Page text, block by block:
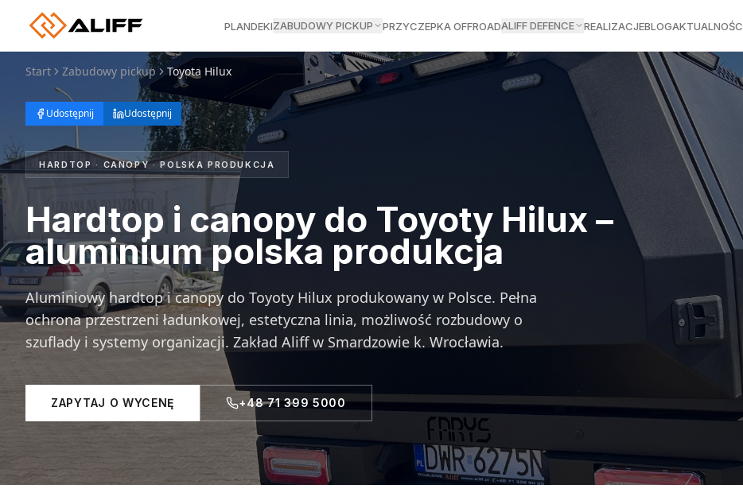
PLANDEKIZABUDOWY PICKUP PRZYCZEPKA OFFROADALIFF DEFENCE REALIZACJEBLOG
Start Zabudowy pickup Toyota Hilux
Udostępnij Udostępnij
HARDTOP · CANOPY · POLSKA PRODUKCJA
Hardtop i canopy do Toyoty Hilux –
aluminium polska produkcja
Aluminiowy hardtop i canopy do Toyoty Hilux produkowany w Polsce. Pełna
ochrona przestrzeni ładunkowej, estetyczna linia, możliwość rozbudowy o
szuflady i systemy organizacji. Zakład Aliff w Smardzowie k. Wrocławia.
ZAPYTAJ O WYCENĘ +48 71 399 5000